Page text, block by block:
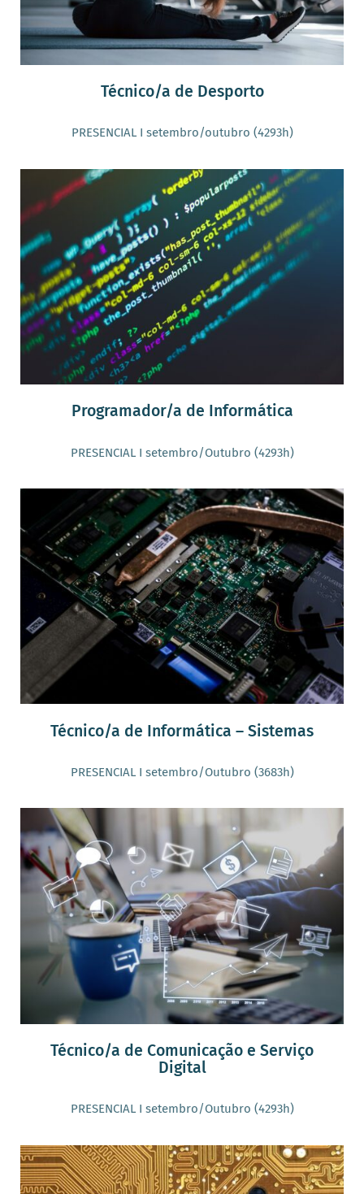
Técnico/a de Desporto
PRESENCIAL I setembro/outubro (4293h)
Programador/a de Informática
PRESENCIAL I setembro/Outubro (4293h)
Técnico/a de Informática – Sistemas
PRESENCIAL I setembro/Outubro (3683h)
Técnico/a de Comunicação e Serviço
Digital
PRESENCIAL I setembro/Outubro (4293h)